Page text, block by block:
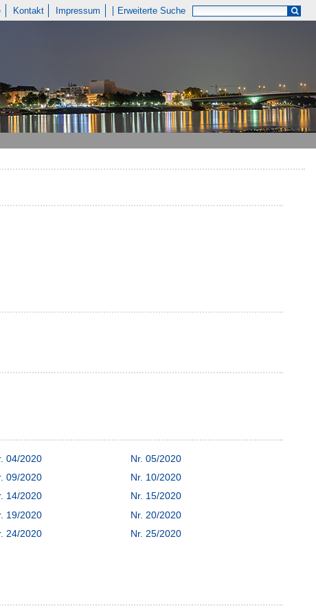
Kontakt Impressum Erweiterte Suche
04/2020
Nr. 05/2020
09/2020
Nr. 10/2020
14/2020
Nr. 15/2020
19/2020
Nr. 20/2020
24/2020
Nr. 25/2020